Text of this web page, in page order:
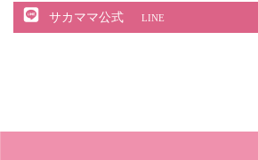
サカママ公式 LINE